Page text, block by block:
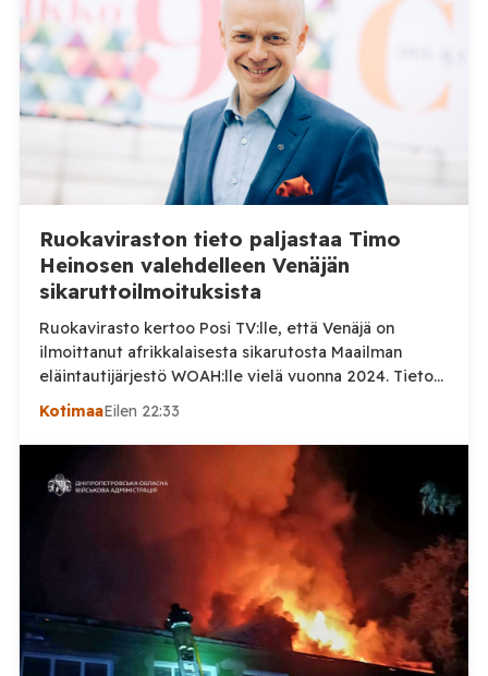
Ruokaviraston tieto paljastaa Timo
Heinosen valehdelleen Venäjän
sikaruttoilmoituksista
Ruokavirasto kertoo Posi TV:lle, että Venäjä on
ilmoittanut afrikkalaisesta sikarutosta Maailman
eläintautijärjestö WOAH:lle vielä vuonna 2024. Tieto
haastaa kokoomuksen kansanedustaja Timo Heinosen
sikaruttoilmoituksista. Suomi on puolestaan
ilmoittanut tuoreesta Virolahden tapauksesta sekä
WOAH:n kautta että suoraan Venäjän
eläinlääkintäviranomaisille. Ruokavirasto kertoi Posi
TV:lle tarkempia tietoja Suomen ensimmäisestä
afrikkalaisen sikaruton tapauksesta sekä
eläintautitietojen vaihdosta […]
KotimaaEilen 22:33